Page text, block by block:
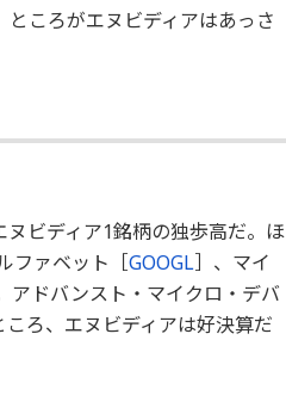
ころがエヌビディアはあっさ
ビディア1銘柄の独歩高だ。ほ
ファベット［GOOGL］、マイ
アドバンスト・マイクロ・デバ
ろ、エヌビディアは好決算だ